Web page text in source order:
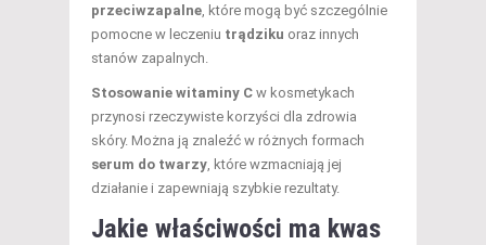
przeciwzapalne , które mogą być szczególnie
pomocne w leczeniu trądziku oraz innych
stanów zapalnych.
Stosowanie witaminy C w kosmetykach
przynosi rzeczywiste korzyści dla zdrowia
skóry. Można ją znaleźć w różnych formach
serum do twarzy , które wzmacniają jej
działanie i zapewniają szybkie rezultaty.
Jakie właściwości ma kwas